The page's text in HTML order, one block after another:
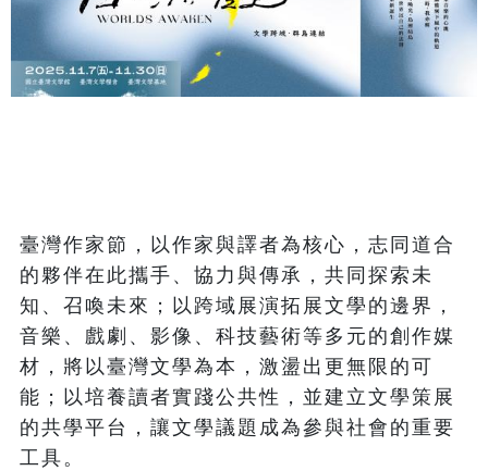
臺灣作家節，以作家與譯者為核心，志同道合
的夥伴在此攜手、協力與傳承，共同探索未
知、召喚未來；以跨域展演拓展文學的邊界，
音樂、戲劇、影像、科技藝術等多元的創作媒
材，將以臺灣文學為本，激盪出更無限的可
能；以培養讀者實踐公共性，並建立文學策展
的共學平台，讓文學議題成為參與社會的重要
工具。